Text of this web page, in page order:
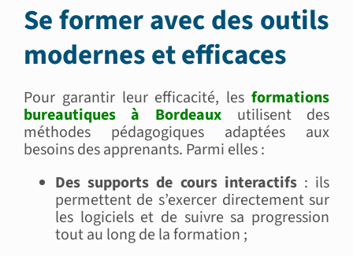
Se former avec des outils
modernes et efficaces
Pour garantir leur efficacité, lesformations
bureautiques à Bordeaux utilisent des
méthodes pédagogiques adaptées aux
besoins des apprenants. Parmi elles :
Des supports de cours interactifs: ils
permettent de s’exercer directement sur
les logiciels et de suivre sa progression
tout au long de la formation ;